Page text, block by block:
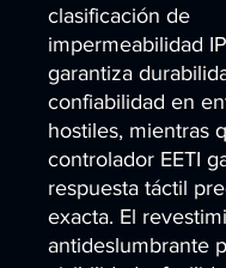
clasificación de
impermeabilidad
garantiza
confiabilidad en
hostiles, mientras
controlador EETI
respuesta táctil
exacta. El
antideslumbrante